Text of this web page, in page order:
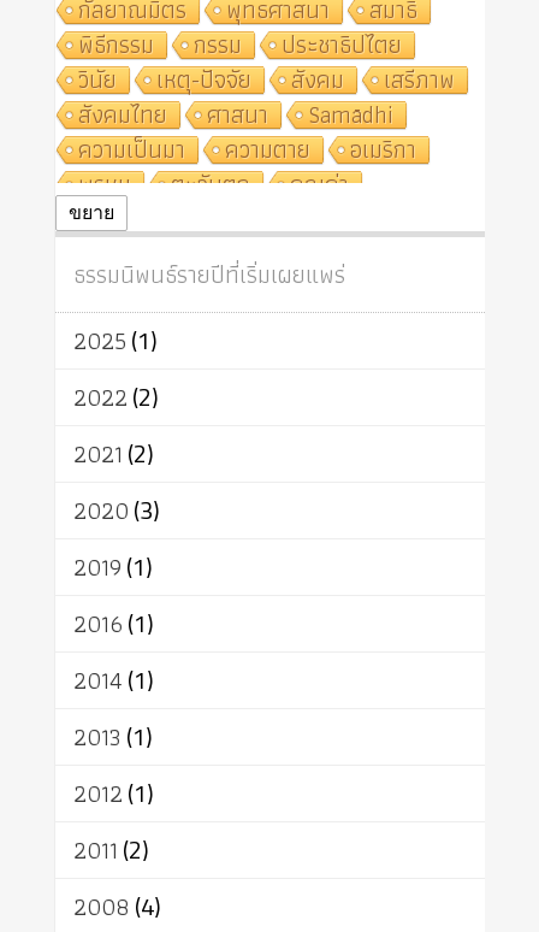
กัลยาณมิตร พุทธศาสนา
สมาธิ
พิธีกรรม
กรรม
ประชาธิปไตย
วินัย
เหตุ-ปัจจัย สังคม
เสรีภาพ
สังคมไทย
ศาสนา
Samādhi
ความเป็นมา
ความตาย
อเมริกา
พรหม
ตะวันตก
คุณค่า
ปฏิจจสมุปบาท
ศาสนาประจำชาติ
อินเดีย
ผู้บริโภค
ธรรมาธิปไตย
จักร
การแยกรัฐกับศาสนา
ธรรมชาติ
เทคโนโลยี
สิทธิ
พุทธบริษัท
อัตถะ
เทวดา
ขยาย
ธรรมนิพนธ์รายปีที่เริ่มเผยแพร่
2025(1)
2022(2)
2021 (2)
2020(3)
2019(1)
2016(1)
2014(1)
2013 (1)
2012(1)
2011 (2)
2008 (4)